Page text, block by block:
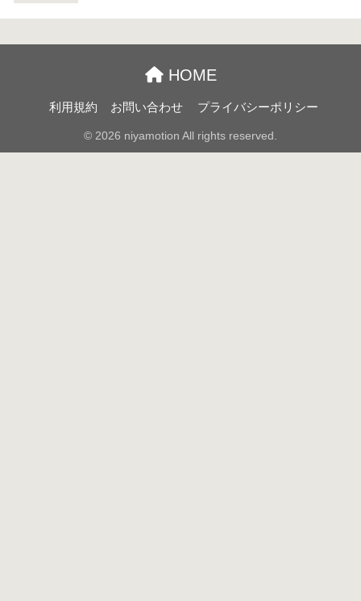
HOME
利用規約 お問い合わせ プライバシーポリシー
© 2026 niyamotion All rights reserved.